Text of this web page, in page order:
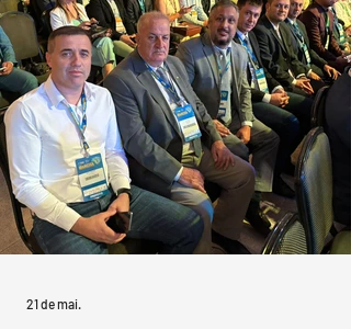
para ocorrer ainda neste ano, poderá ser
adiado para 2027. A reunião foi liderada
presidente da Azonasul, André Selarayán
Nicoletti, prefeito de Santa Vitória do
21 de mai.